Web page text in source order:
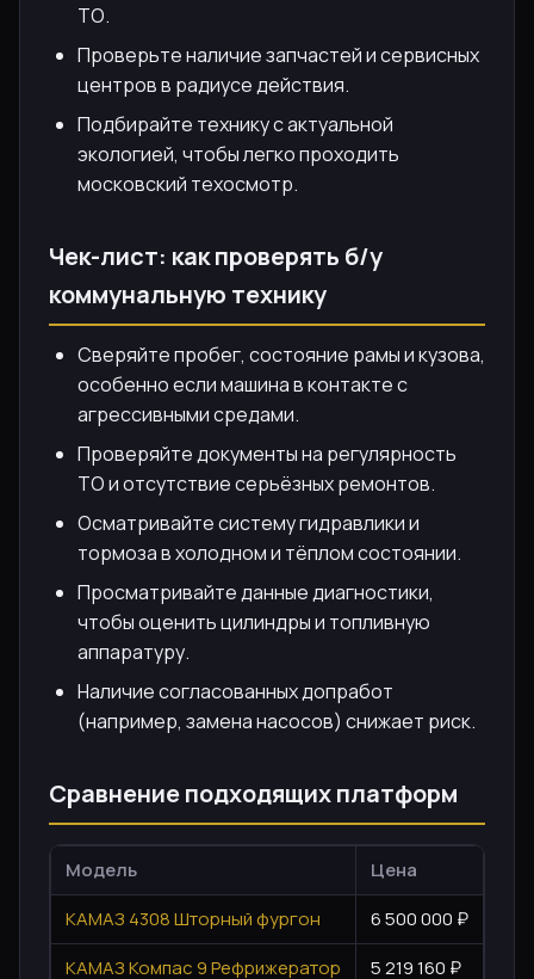
ТО.
Проверьте наличие запчастей и сервисных
центров в радиусе действия.
Подбирайте технику с актуальной
экологией, чтобы легко проходить
московский техосмотр.
Чек-лист: как проверять б/у
коммунальную технику
Сверяйте пробег, состояние рамы и кузова,
особенно если машина в контакте с
агрессивными средами.
Проверяйте документы на регулярность
ТО и отсутствие серьёзных ремонтов.
Осматривайте систему гидравлики и
тормоза в холодном и тёплом состоянии.
Просматривайте данные диагностики,
чтобы оценить цилиндры и топливную
аппаратуру.
Наличие согласованных допработ
(например, замена насосов) снижает риск.
Сравнение подходящих платформ
Модель Цена
КАМАЗ 4308 Шторный фургон
6 500 000 ₽
КАМАЗ Компас 9 Рефрижератор
5 219 160 ₽